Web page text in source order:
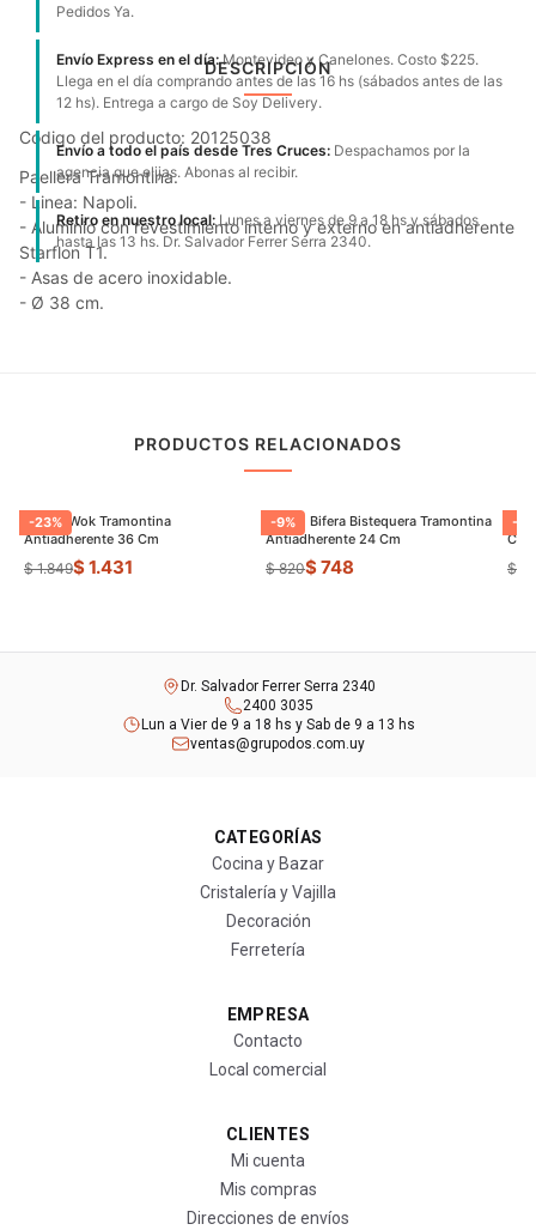
Pedidos Ya.
Envío Express en el día:Montevideo y Canelones. Costo $225.
Llega en el día comprando antes de las 16 hs (sábados antes de las
12 hs). Entrega a cargo de Soy Delivery.
Envío a todo el país desde Tres Cruces: Despachamos por la
agencia que elijas. Abonas al recibir.
Retiro en nuestro local:Lunes a viernes de 9 a 18 hs y sábados
hasta las 13 hs. Dr. Salvador Ferrer Serra 2340.
DESCRIPCIÓN
Código del producto: 20125038
Paellera Tramontina.
- Linea: Napoli.
- Aluminio con revestimiento interno y externo en antiadherente
Starflon T1.
- Asas de acero inoxidable.
- Ø 38 cm.
PRODUCTOS RELACIONADOS
-23%
Sarten Wok Tramontina
Antiadherente 36 Cm
$ 1.849$ 1.431
-9%
Sarten Bifera Bistequera Tramontina
Antiadherente 24 Cm
$ 820$ 748
-
Cm
$
Dr. Salvador Ferrer Serra 2340
2400 3035
Lun a Vier de 9 a 18 hs y Sab de 9 a 13 hs
ventas@grupodos.com.uy
CATEGORÍAS
Cocina y Bazar
Cristalería y Vajilla
Decoración
Ferretería
EMPRESA
Contacto
Local comercial
CLIENTES
Mi cuenta
Mis compras
Direcciones de envíos